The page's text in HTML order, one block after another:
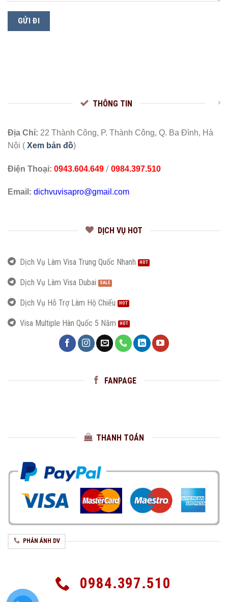
THÔNG TIN
Địa Chỉ: 22 Thành Công, P. Thành Công, Q. Ba Đình, Hà
Nội ( Xem bản đồ)
Điện Thoại: 0943.604.649 / 0984.397.510
Email: dichvuvisapro@gmail.com
DỊCH VỤ HOT
Dịch Vụ Làm Visa Trung Quốc Nhanh
Dịch Vụ Làm Visa Dubai
Dịch Vụ Hỗ Trợ Làm Hộ Chiếu
Visa Multiple Hàn Quốc 5 Năm
FANPAGE
THANH TOÁN
PHẢN ÁNH DV
0984.397.510